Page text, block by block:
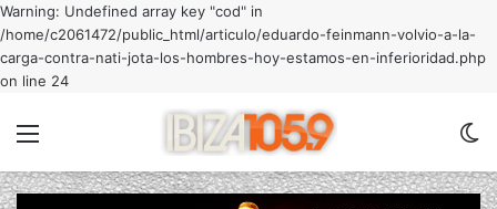
Warning: Undefined array key "cod" in
/home/c2061472/public_html/articulo/eduardo-feinmann-volvio-a-la-
carga-contra-nati-jota-los-hombres-hoy-estamos-en-inferioridad.php
on line 24